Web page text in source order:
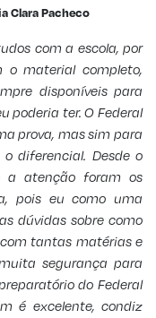
Clara Pacheco
com a escola, por
o material completo,
disponíveis para
poderia ter. O Federal
prova, mas sim para
diferencial. Desde o
a atenção foram os
pois eu como uma
dúvidas sobre como
tantas matérias e
segurança para
do Federal
é excelente, condiz